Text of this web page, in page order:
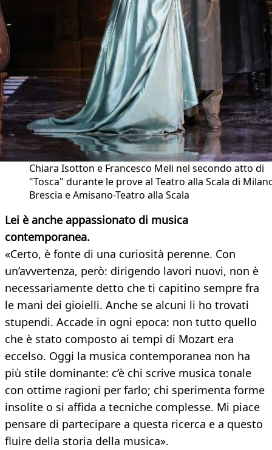
Chiara Isotton e Francesco Meli nel secondo atto di
"Tosca" durante le prove al Teatro alla Scala di
Brescia e Amisano-Teatro alla Scala
Lei è anche appassionato di musica
contemporanea.
«Certo, è fonte di una curiosità perenne. Con
un’avvertenza, però: dirigendo lavori nuovi, non è
necessariamente detto che ti capitino sempre fra
le mani dei gioielli. Anche se alcuni li ho trovati
stupendi. Accade in ogni epoca: non tutto quello
che è stato composto ai tempi di Mozart era
eccelso. Oggi la musica contemporanea non ha
più stile dominante: c’è chi scrive musica tonale
con ottime ragioni per farlo; chi sperimenta forme
insolite o si affida a tecniche complesse. Mi piace
pensare di partecipare a questa ricerca e a questo
fluire della storia della musica».